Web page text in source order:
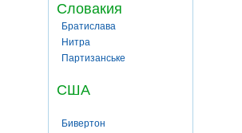
Словакия
Братислава
Нитра
Партизанське
США
Бивертон